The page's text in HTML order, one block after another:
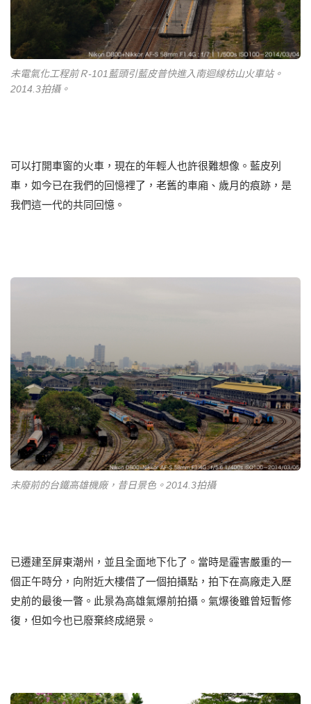
未電氣化工程前Ｒ-101藍頭引藍皮普快進入南迴線枋山火車站。
2014.3拍攝。
可以打開車窗的火車，現在的年輕人也許很難想像。藍皮列
車，如今已在我們的回憶裡了，老舊的車廂、歲月的痕跡，是
我們這一代的共同回憶。
未廢前的台鐵高雄機廠，昔日景色。2014.3拍攝
已遷建至屏東潮州，並且全面地下化了。當時是霾害嚴重的一
個正午時分，向附近大樓借了一個拍攝點，拍下在高廠走入歷
史前的最後一瞥。此景為高雄氣爆前拍攝。氣爆後雖曾短暫修
復，但如今也已廢棄終成絕景。